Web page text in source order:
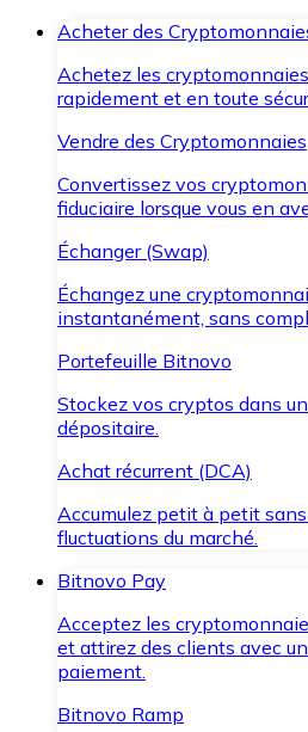
Acheter des
Achetez les
rapidement et en toute
Vendre des Cryptomonnaies
Convertissez vos
fiduciaire lorsque vous en
Échanger (Swap)
Échangez une
instantanément, sans
Portefeuille Bitnovo
Stockez vos cryptos dans
dépositaire.
Achat récurrent (DCA)
Accumulez petit à petit sans
fluctuations du marché.
Bitnovo Pay
Acceptez les
et attirez des clients avec
paiement.
Bitnovo Ramp